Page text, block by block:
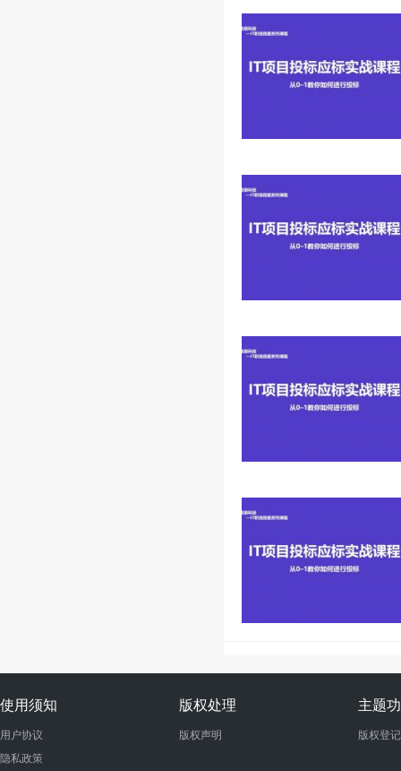
使用须知
用户协议
隐私政策
版权处理
版权声明
主题
版权登